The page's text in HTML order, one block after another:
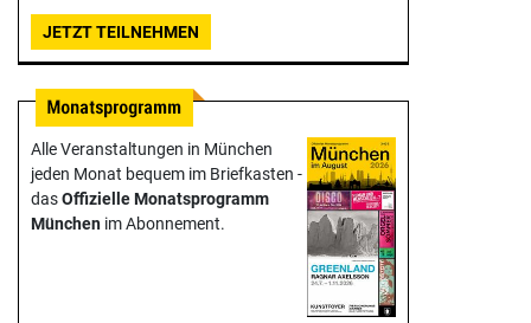
JETZT TEILNEHMEN
Alle Veranstaltungen in München
jeden Monat bequem im Briefkasten -
dasOffizielle Monats­programm
München im Abonnement.